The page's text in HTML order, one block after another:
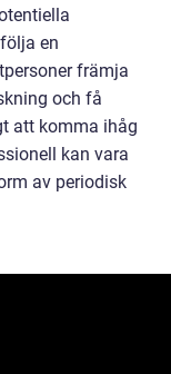
en
främja
och få
att komma ihåg
kan vara
av periodisk